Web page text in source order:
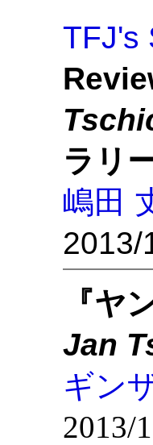
TFJ's
ラリ
嶋田
2013/
『ヤ
Jan
ギン
2013/